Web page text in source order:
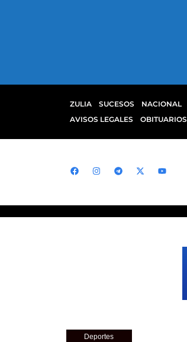
ZULIA SUCESOS NACIONAL
AVISOS LEGALES
OBITUARIOS
Deportes